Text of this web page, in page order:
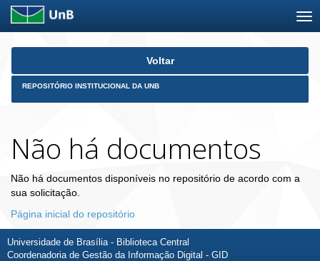
Skip
Voltar
REPOSITÓRIO INSTITUCIONAL DA UNB
Não há documentos
Não há documentos disponíveis no repositório de acordo com a
sua solicitação.
Página inicial do repositório
Universidade de Brasília - Biblioteca Central
Coordenadoria de Gestão da Informação Digital - GID